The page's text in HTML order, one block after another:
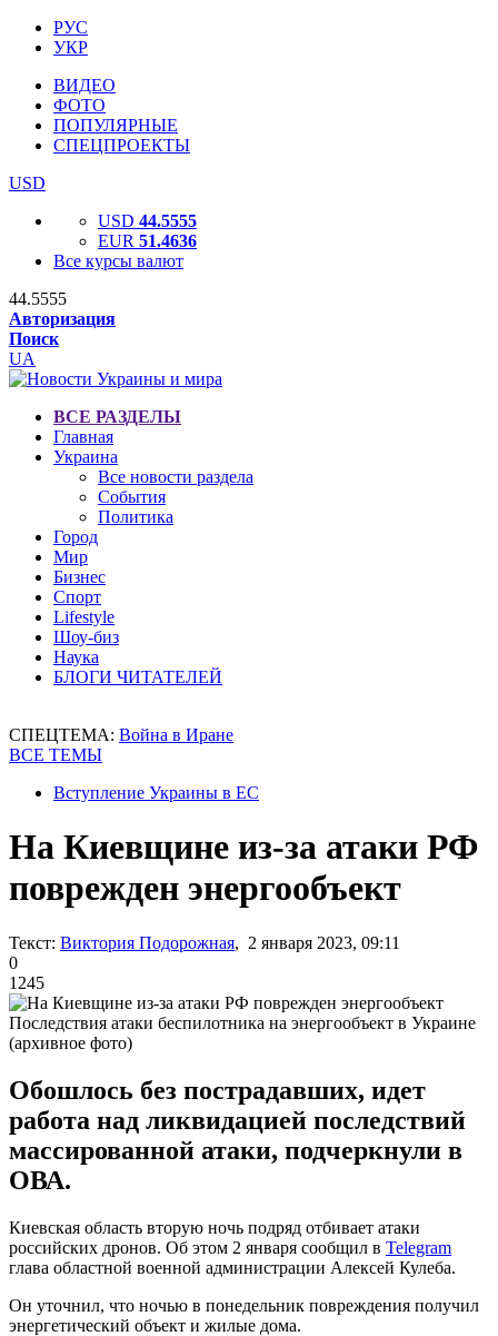
РУС
УКР
ВИДЕО
ФОТО
ПОПУЛЯРНЫЕ
СПЕЦПРОЕКТЫ
USD
USD 44.5555
EUR 51.4636
Все курсы валют
44.5555
Авторизация
Поиск
UA
ВСЕ РАЗДЕЛЫ
Главная
Украина
Все новости раздела
События
Политика
Город
Мир
Бизнес
Спорт
Lifestyle
Шоу-биз
Наука
БЛОГИ ЧИТАТЕЛЕЙ
СПЕЦТЕМА: Война в Иране
ВСЕ ТЕМЫ
Вступление Украины в ЕС
На Киевщине из-за атаки РФ
поврежден энергообъект
Текст: Виктория Подорожная, 2 января 2023, 09:11
0
1245
Последствия атаки беспилотника на энергообъект в Украине
(архивное фото)
Обошлось без пострадавших, идет
работа над ликвидацией последствий
массированной атаки, подчеркнули в
ОВА.
Киевская область вторую ночь подряд отбивает атаки
российских дронов. Об этом 2 января сообщил в Telegram
глава областной военной администрации Алексей Кулеба.
Он уточнил, что ночью в понедельник повреждения получил
энергетический объект и жилые дома.